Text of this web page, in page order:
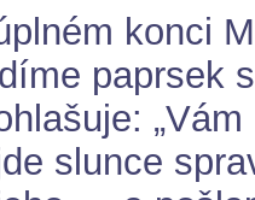
konci
paprsek
slunce